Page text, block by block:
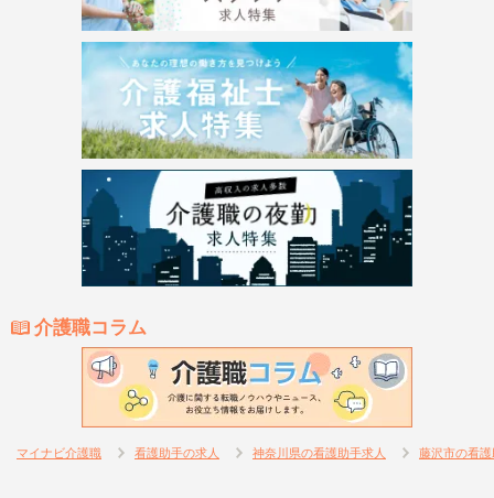
介護職コラム
マイナビ介護職 看護助手の求人 神奈川県の看護助手求人 藤沢市の看